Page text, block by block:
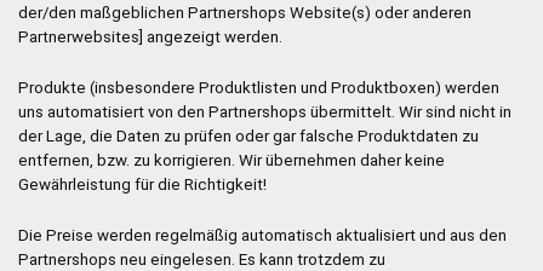
der/den maßgeblichen Partnershops Website(s) oder anderen
Partnerwebsites] angezeigt werden.
Produkte (insbesondere Produktlisten und Produktboxen) werden
uns automatisiert von den Partnershops übermittelt. Wir sind nicht in
der Lage, die Daten zu prüfen oder gar falsche Produktdaten zu
entfernen, bzw. zu korrigieren. Wir übernehmen daher keine
Gewährleistung für die Richtigkeit!
Die Preise werden regelmäßig automatisch aktualisiert und aus den
Partnershops neu eingelesen. Es kann trotzdem zu